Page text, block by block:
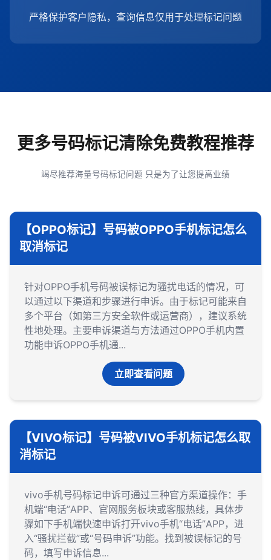
严格保护客户隐私，查询信息仅用于处理标记问题
更多号码标记清除免费教程推荐
竭尽推荐海量号码标记问题 只是为了让您提高业绩
【OPPO标记】号码被OPPO手机标记怎么
取消标记
针对OPPO手机号码被误标记为骚扰电话的情况，可
以通过以下渠道和步骤进行申诉。由于标记可能来自
多个平台（如第三方安全软件或运营商），建议系统
性地处理。主要申诉渠道与方法‌通过OPPO手机内置
功能申诉‌OPPO手机通...
立即查看问题
【VIVO标记】号码被VIVO手机标记怎么取
消标记
vivo手机号码标记申诉可通过三种官方渠道操作：‌手
机端“电话”APP、官网服务板块或客服热线‌，具体步
骤如下手机端快速申诉打开vivo手机“电话”APP，进
入“骚扰拦截”或“号码申诉”功能。找到被误标记的号
码，填写申诉信息...